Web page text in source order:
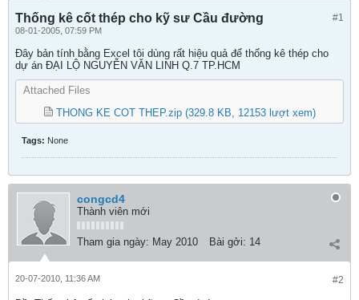
#1
Thống kê cốt thép cho kỹ sư Cầu đường
08-01-2005, 07:59 PM
Đây bản tính bằng Excel tôi dùng rất hiệu quả để thống kê thép cho
dự án ĐẠI LỘ NGUYỄN VĂN LINH Q.7 TP.HCM
Attached Files
THONG KE COT THEP.zip (329.8 KB, 12153 lượt xem)
Tags: None
congcd4
Thành viên mới
Tham gia ngày: May 2010 Bài gởi: 14
#2
20-07-2010, 11:36 AM